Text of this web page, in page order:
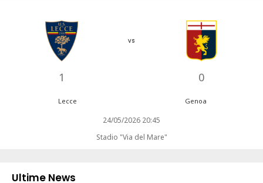
1
vs
0
Lecce Genoa
24/05/2026 20:45
Stadio "Via del Mare"
Ultime News